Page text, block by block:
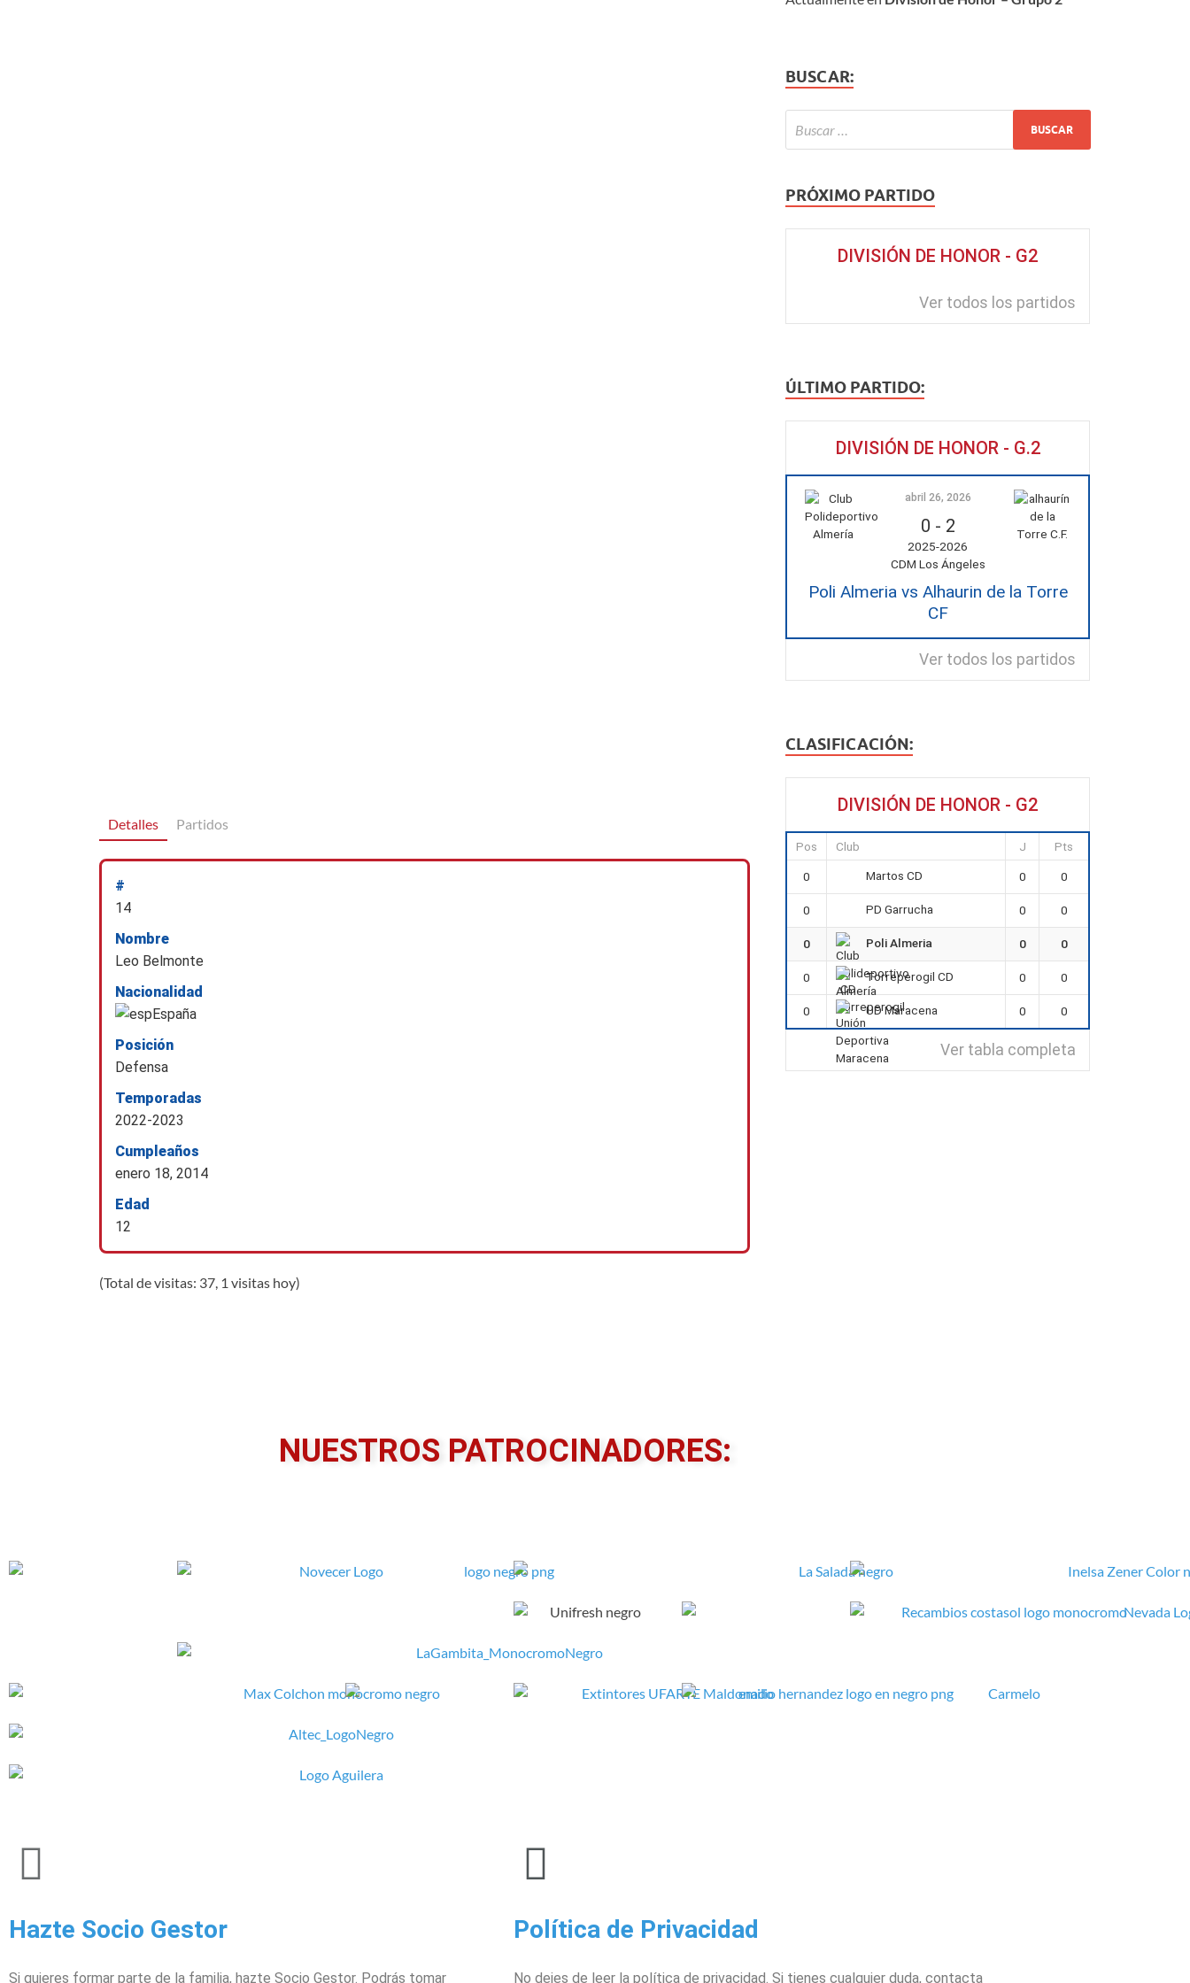
Detalles Partidos
#
14
Nombre
Leo Belmonte
Nacionalidad
España
Posición
Defensa
Temporadas
2022-2023
Cumpleaños
enero 18, 2014
Edad
12
(Total de visitas: 37, 1 visitas hoy)
BUSCAR:
PRÓXIMO PARTIDO
DIVISIÓN DE HONOR - G2
Ver todos los partidos
ÚLTIMO PARTIDO:
DIVISIÓN DE HONOR - G.2
abril 26, 2026
0 - 2
2025-2026
CDM Los Ángeles
Poli Almeria vs Alhaurin de la Torre
CF
Ver todos los partidos
CLASIFICACIÓN:
DIVISIÓN DE HONOR - G2
Pos Club J Pts
0 Martos CD 0 0
0 PD Garrucha 0 0
0 Poli Almeria 0 0
0 Torreperogil CD 0 0
0 UD Maracena 0 0
Ver tabla completa
NUESTROS PATROCINADORES:
Hazte Socio Gestor
Si quieres formar parte de la familia, hazte Socio Gestor. Podrás tomar
Política de Privacidad
No dejes de leer la política de privacidad. Si tienes cualquier duda, contacta